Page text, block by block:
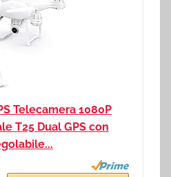
Telecamera 1080P
T25 Dual GPS con